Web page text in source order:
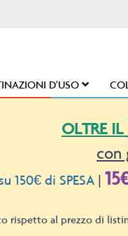
D'USO
OLTRE IL
con
150€ di SPESA |
rispetto al prezzo di